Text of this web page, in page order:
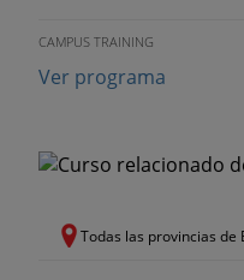
3. Curso de búsqueda
CAMPUS TRAINING
Ver programa
Todas las provincias de